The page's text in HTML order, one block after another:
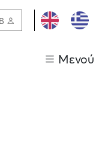
ΕΓΓΡΑΦΗ /
ΣΥΝΔΕΣΗ
Μενού